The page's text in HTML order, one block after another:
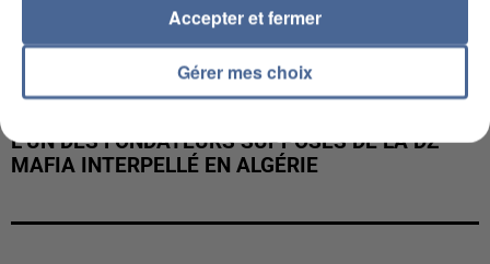
L’UN DES FONDATEURS SUPPOSÉS DE LA DZ
MAFIA INTERPELLÉ EN ALGÉRIE
Gérer mes choix
Accepter et fermer